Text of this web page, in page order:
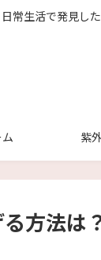
日常生活で発見し
紫
方法は